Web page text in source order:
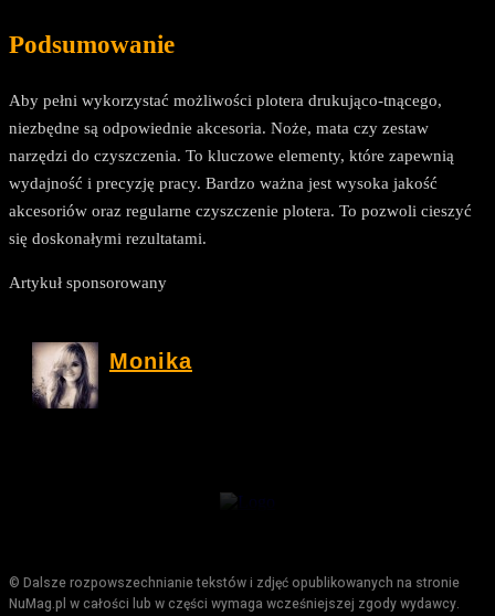
Podsumowanie
Aby pełni wykorzystać możliwości plotera drukująco-tnącego,
niezbędne są odpowiednie akcesoria. Noże, mata czy zestaw
narzędzi do czyszczenia. To kluczowe elementy, które zapewnią
wydajność i precyzję pracy. Bardzo ważna jest wysoka jakość
akcesoriów oraz regularne czyszczenie plotera. To pozwoli cieszyć
się doskonałymi rezultatami.
Artykuł sponsorowany
Monika
© Dalsze rozpowszechnianie tekstów i zdjęć opublikowanych na stronie
NuMag.pl w całości lub w części wymaga wcześniejszej zgody wydawcy.